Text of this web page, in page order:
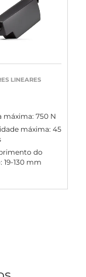
LINEARES
máxima: 750 N
máxima: 45
do
19-130 mm